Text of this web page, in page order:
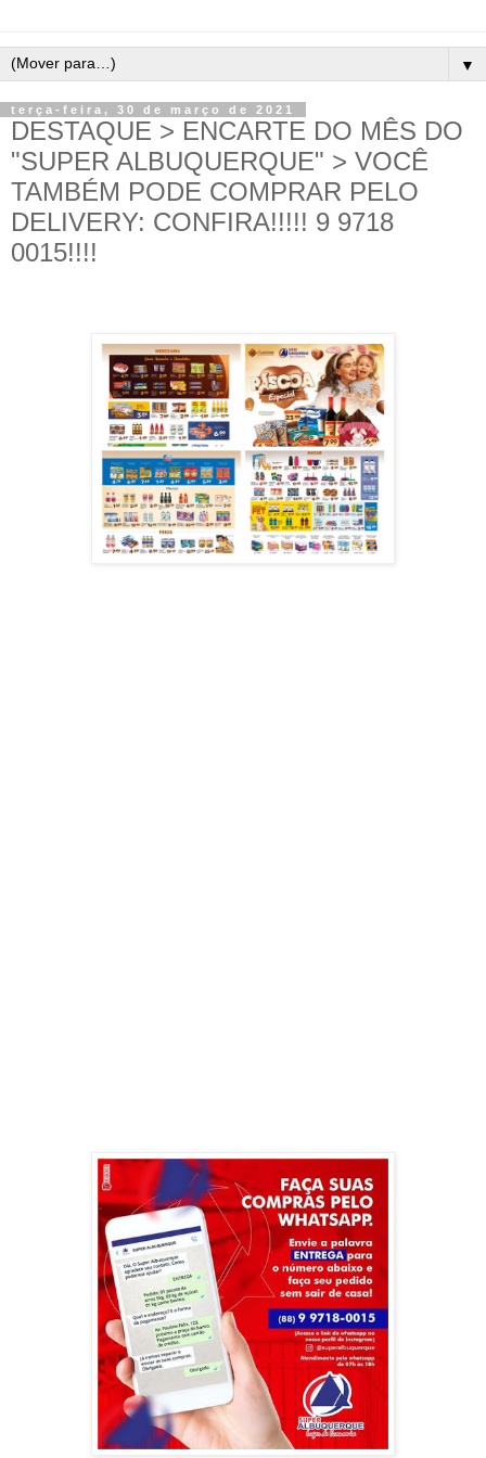
▼
terça-feira, 30 de março de 2021
DESTAQUE > ENCARTE DO MÊS DO
"SUPER ALBUQUERQUE" > VOCÊ
TAMBÉM PODE COMPRAR PELO
DELIVERY: CONFIRA!!!!! 9 9718
0015!!!!